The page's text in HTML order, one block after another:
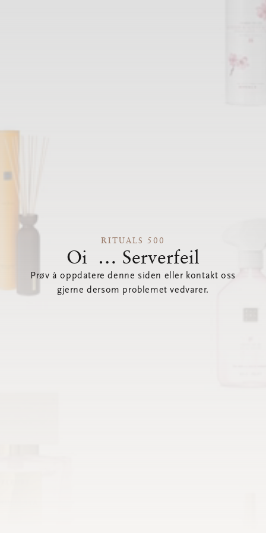
RITUALS 500
Oi … Serverfeil
Prøv å oppdatere denne siden eller kontakt oss
gjerne dersom problemet vedvarer.